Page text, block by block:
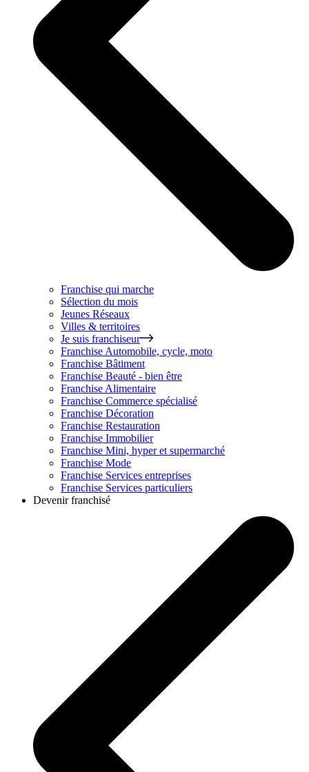
Franchise qui marche
Sélection du mois
Jeunes Réseaux
Villes & territoires
Je suis franchiseur
Franchise Automobile, cycle, moto
Franchise Bâtiment
Franchise Beauté - bien être
Franchise Alimentaire
Franchise Commerce spécialisé
Franchise Décoration
Franchise Restauration
Franchise Immobilier
Franchise Mini, hyper et supermarché
Franchise Mode
Franchise Services entreprises
Franchise Services particuliers
Devenir franchisé